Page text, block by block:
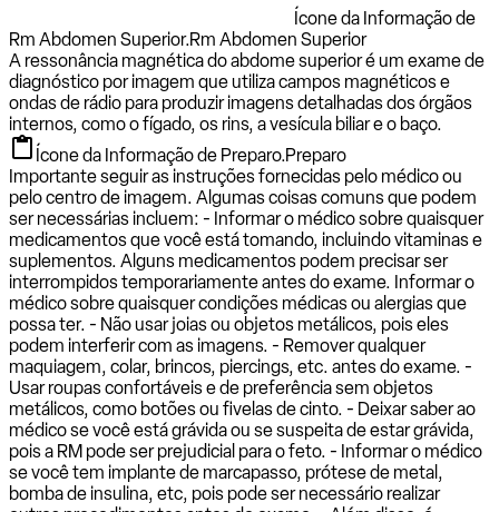
Ícone da Informação de
Rm Abdomen Superior.Rm Abdomen Superior
A ressonância magnética do abdome superior é um exame de
diagnóstico por imagem que utiliza campos magnéticos e
ondas de rádio para produzir imagens detalhadas dos órgãos
internos, como o fígado, os rins, a vesícula biliar e o baço.
Ícone da Informação de Preparo.Preparo
Importante seguir as instruções fornecidas pelo médico ou
pelo centro de imagem. Algumas coisas comuns que podem
ser necessárias incluem: - Informar o médico sobre quaisquer
medicamentos que você está tomando, incluindo vitaminas e
suplementos. Alguns medicamentos podem precisar ser
interrompidos temporariamente antes do exame. Informar o
médico sobre quaisquer condições médicas ou alergias que
possa ter. - Não usar joias ou objetos metálicos, pois eles
podem interferir com as imagens. - Remover qualquer
maquiagem, colar, brincos, piercings, etc. antes do exame. -
Usar roupas confortáveis e de preferência sem objetos
metálicos, como botões ou fivelas de cinto. - Deixar saber ao
médico se você está grávida ou se suspeita de estar grávida,
pois a RM pode ser prejudicial para o feto. - Informar o médico
se você tem implante de marcapasso, prótese de metal,
bomba de insulina, etc, pois pode ser necessário realizar